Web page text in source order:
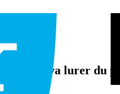
Hva lurer du